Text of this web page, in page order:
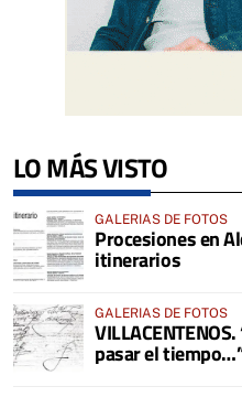
LO MÁS VISTO
GALERIAS DE FOTOS
Procesiones en
itinerarios
GALERIAS DE FOTOS
pasar el